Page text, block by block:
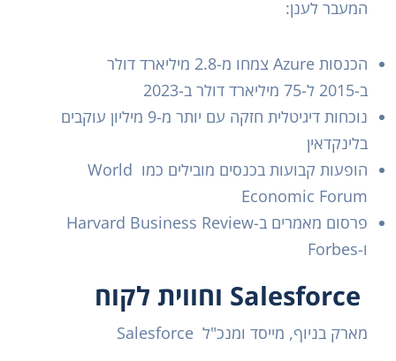
המעבר לענן:
הכנסות Azure צמחו מ-2.8 מיליארד דולר
ב-2015 ל-75 מיליארד דולר ב-2023
נוכחות דיגיטלית חזקה עם יותר מ-9 מיליון עוקבים
בלינקדאין
הופעות קבועות בכנסים מובילים כמו World
Economic Forum
פרסום מאמרים ב-Harvard Business Review
ו-Forbes
מארק בניוף, מייסד ומנכ"ל Salesforce